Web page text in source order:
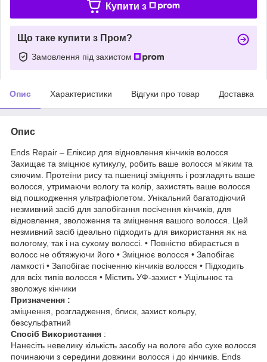
Купити з
Що таке купити з Пром?
Замовлення під захистом
Опис Характеристики Відгуки про товар Доставка
Опис
Ends Repair – Еліксир для відновлення кінчиків волосся
Захищає та зміцнює кутикулу, робить ваше волосся м’яким та
сяючим. Протеїни рису та пшениці зміцнять і розгладять ваше
волосся, утримаючи вологу та колір, захистять ваше волосся
від пошкодження ультрафіолетом. Унікальний багатодіючий
незмивний засіб для запобігання посічення кінчиків, для
відновлення, зволоження та зміцнення вашого волосся. Цей
незмивний засіб ідеально підходить для використання як на
вологому, так і на сухому волоссі. • Повністю вбирається в
волосс не обтяжуючи його • Зміцнює волосся • Запобігає
ламкості • Запобігає посіченню кінчиків волосся • Підходить
для всіх типів волосся • Містить УФ-захист • Ущільнює та
зволожує кінчики
Призначення :
зміцнення, розгладження, блиск, захист кольру,
безсульфатний
Спосіб Використання :
Нанесіть невелику кількість засобу на вологе або сухе волосся
починаючи з середини довжини волосся і до кінчиків. Ends